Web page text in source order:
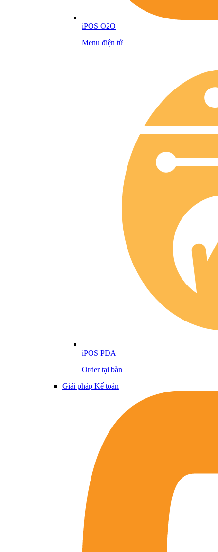
iPOS O2O
Menu điện tử
iPOS PDA
Order tại bàn
Giải pháp Kế toán